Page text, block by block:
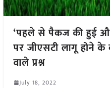
‘पहले से पैकज की हुई
पर जीएसटी लागू होने
वाले प्रश्न
July 18, 2022